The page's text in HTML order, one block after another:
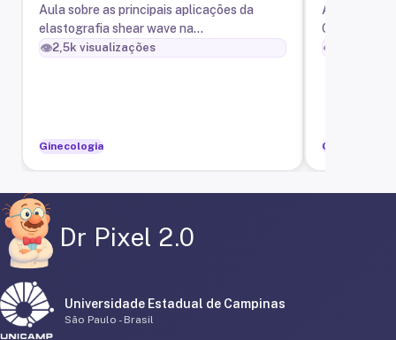
ultrassonografia mamária
Aula sobre as principais aplicações da
elastografia shear wave na
ultrassonografia mamária.
👁️2,5k visualizações
Ginecologia
guiada
Autor: Prof.
Conteúdos
biopsy
👁️
Ginecologia
Dr Pixel 2.0
Universidade Estadual de Campinas
São Paulo - Brasil